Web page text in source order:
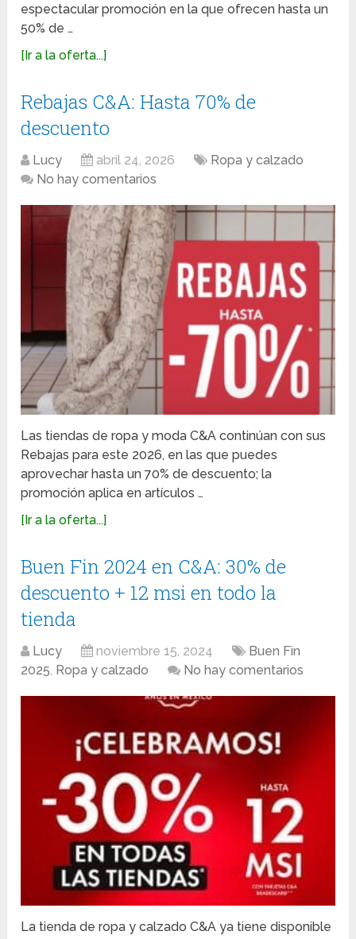
espectacular promoción en la que ofrecen hasta un
50% de …
[Ir a la oferta...]
Rebajas C&A: Hasta 70% de
descuento
Lucy abril 24, 2026
Ropa y calzado
No hay comentarios
Las tiendas de ropa y moda C&A continúan con sus
Rebajas para este 2026, en las que puedes
aprovechar hasta un 70% de descuento; la
promoción aplica en artículos …
[Ir a la oferta...]
Buen Fin 2024 en C&A: 30% de
descuento + 12 msi en todo la
tienda
Lucy noviembre 15, 2024
Buen Fin
2025, Ropa y calzado No hay comentarios
La tienda de ropa y calzado C&A ya tiene disponible